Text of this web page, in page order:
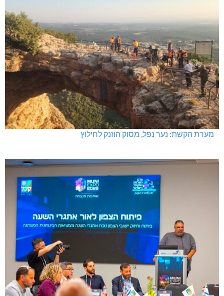
מערת הקשת: נער נפל, מסוק הוזנק לחילוץ